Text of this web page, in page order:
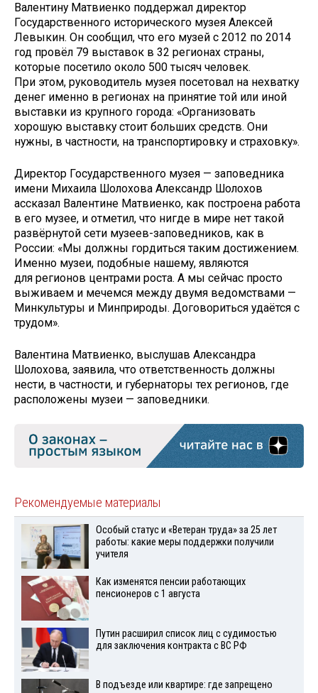
Валентину Матвиенко поддержал директор
Государственного исторического музея Алексей
Левыкин. Он сообщил, что его музей с 2012 по 2014
год провёл 79 выставок в 32 регионах страны,
которые посетило около 500 тысяч человек.
При этом, руководитель музея посетовал на нехватку
денег именно в регионах на принятие той или иной
выставки из крупного города: «Организовать
хорошую выставку стоит больших средств. Они
нужны, в частности, на транспортировку и страховку».
Директор Государственного музея — заповедника
имени Михаила Шолохова Александр Шолохов
ассказал Валентине Матвиенко, как построена работа
в его музее, и отметил, что нигде в мире нет такой
развёрнутой сети музеев-заповедников, как в
России: «Мы должны гордиться таким достижением.
Именно музеи, подобные нашему, являются
для регионов центрами роста. А мы сейчас просто
выживаем и мечемся между двумя ведомствами —
Минкультуры и Минприроды. Договориться удаётся с
трудом».
Валентина Матвиенко, выслушав Александра
Шолохова, заявила, что ответственность должны
нести, в частности, и губернаторы тех регионов, где
расположены музеи — заповедники.
Рекомендуемые материалы
Особый статус и «Ветеран труда» за 25 лет
работы: какие меры поддержки получили
учителя
Как изменятся пенсии работающих
пенсионеров с 1 августа
Путин расширил список лиц с судимостью
для заключения контракта с ВС РФ
В подъезде или квартире: где запрещено